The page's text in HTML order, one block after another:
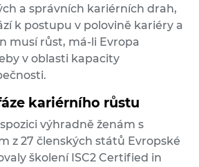
a správních kariérních drah,
k postupu v polovině kariéry a
musí růst, má-li Evropa
v oblasti kapacity
kariérního růstu
výhradně ženám s
z 27 členských států Evropské
školení ISC2 Certified in